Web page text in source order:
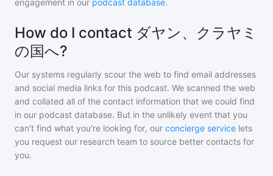
engagement in our podcast database.
How do I contact ダヤン、クラヤミ
の国へ?
Our systems regularly scour the web to find email addresses
and social media links for this podcast. We scanned the web
and collated all of the contact information that we could find
in our podcast database. But in the unlikely event that you
can't find what you're looking for, our concierge service lets
you request our research team to source better contacts for
you.